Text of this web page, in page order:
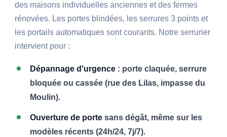
des maisons individuelles anciennes et des fermes
rénovées. Les portes blindées, les serrures 3 points et
les portails automatiques sont courants. Notre serrurier
intervient pour :
Dépannage d'urgence : porte claquée, serrure
bloquée ou cassée (rue des Lilas, impasse du
Moulin).
Ouverture de porte sans dégât, même sur les
modèles récents (24h/24, 7j/7).